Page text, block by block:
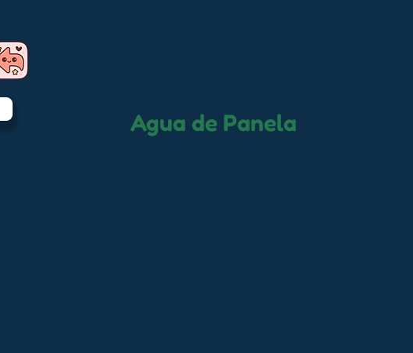
Agua de Panela